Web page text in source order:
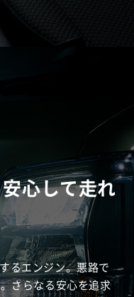
心して走れ
るエンジン。悪路で
さらなる安心を追求